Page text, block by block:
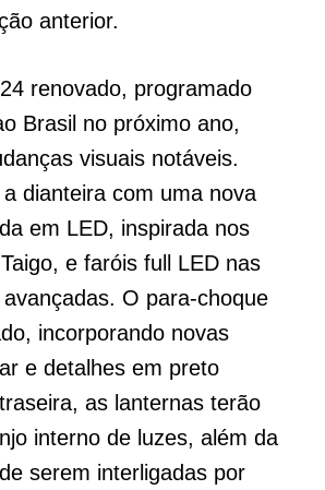
anterior.
renovado, programado
Brasil no próximo ano,
visuais notáveis.
dianteira com uma nova
em LED, inspirada nos
e faróis full LED nas
O para-choque
incorporando novas
e detalhes em preto
as lanternas terão
interno de luzes, além da
serem interligadas por